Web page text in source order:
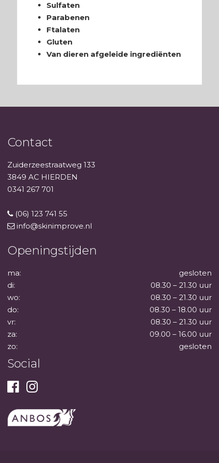
Sulfaten
Parabenen
Ftalaten
Gluten
Van dieren afgeleide ingrediënten
Contact
Zuiderzeestraatweg 133
3849 AC HIERDEN
0341 267 701
(06) 123 741 55
info@skinimprove.nl
Openingstijden
ma:
gesloten
di:
08.30 – 21.30 uur
wo:
08.30 – 21.30 uur
do:
08.30 – 18.00 uur
vr:
08.30 – 21.30 uur
za:
09.00 – 16.00 uur
zo:
gesloten
Social